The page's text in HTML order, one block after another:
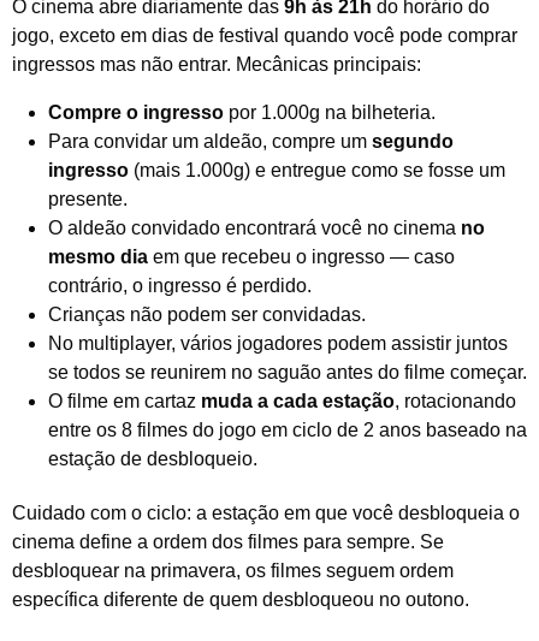
O cinema abre diariamente das 9h às 21h do horário do
jogo, exceto em dias de festival quando você pode comprar
ingressos mas não entrar. Mecânicas principais:
Compre o ingresso por 1.000g na bilheteria.
Para convidar um aldeão, compre um segundo
ingresso (mais 1.000g) e entregue como se fosse um
presente.
O aldeão convidado encontrará você no cinema no
mesmo dia em que recebeu o ingresso — caso
contrário, o ingresso é perdido.
Crianças não podem ser convidadas.
No multiplayer, vários jogadores podem assistir juntos
se todos se reunirem no saguão antes do filme começar.
O filme em cartaz muda a cada estação, rotacionando
entre os 8 filmes do jogo em ciclo de 2 anos baseado na
estação de desbloqueio.
Cuidado com o ciclo: a estação em que você desbloqueia o
cinema define a ordem dos filmes para sempre. Se
desbloquear na primavera, os filmes seguem ordem
específica diferente de quem desbloqueou no outono.